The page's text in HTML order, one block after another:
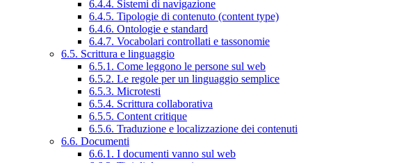
6.4.4. Sistemi di navigazione
6.4.5. Tipologie di contenuto (content type)
6.4.6. Ontologie e standard
6.4.7. Vocabolari controllati e tassonomie
6.5. Scrittura e linguaggio
6.5.1. Come leggono le persone sul web
6.5.2. Le regole per un linguaggio semplice
6.5.3. Microtesti
6.5.4. Scrittura collaborativa
6.5.5. Content critique
6.5.6. Traduzione e localizzazione dei contenuti
6.6. Documenti
6.6.1. I documenti vanno sul web